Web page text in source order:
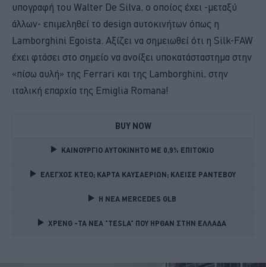
υπογραφή του Walter De Silva, ο οποίος έχει -μεταξύ
άλλων- επιμεληθεί το design αυτοκινήτων όπως η
Lamborghini Egoista. Αξίζει να σημειωθεί ότι η Silk-FAW
έχει φτάσει στο σημείο να ανοίξει υποκατάσταστημα στην
«πίσω αυλή» της Ferrari και της Lamborghini, στην
ιταλική επαρχία της Emiglia Romana!
BUY NOW
ΚΑΙΝΟΥΡΓΙΟ ΑΥΤΟΚΙΝΗΤΟ ΜΕ 0,9% ΕΠΙΤΟΚΙΟ
ΕΛΕΓΧΟΣ ΚΤΕΟ; ΚΑΡΤΑ ΚΑΥΣΑΕΡΙΩΝ; ΚΛΕΙΣΕ ΡΑΝΤΕΒΟΥ
Η ΝΕΑ MERCEDES GLB
XPENG -ΤΑ ΝΕΑ "TESLA" ΠΟΥ ΗΡΘΑΝ ΣΤΗΝ ΕΛΛΑΔΑ